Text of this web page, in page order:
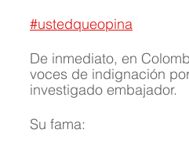
#ustedqueopina
De inmediato, en
voces de indignación
investigado embajador.
Su fama: